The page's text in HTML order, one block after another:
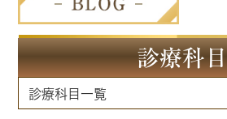
診療科目
診療科目一覧